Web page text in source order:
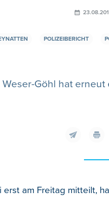
POLIZEIBERICHT
Göhl hat
erst am Freitag mitteilt,